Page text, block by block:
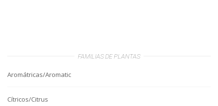
FAMILIAS DE PLANTAS
Aromátricas/Aromatic
Cítricos/Citrus